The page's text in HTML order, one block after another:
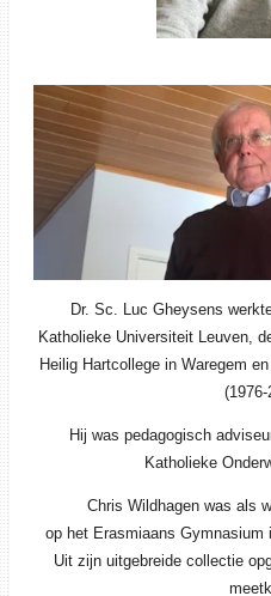
Dr. Sc. Luc Gheysens
Katholieke Universiteit Leuven,
Heilig Hartcollege in Waregem
(1976-
Hij was pedagogisch
Katholieke
Chris Wildhagen was als
op het Erasmiaans Gymnasium
Uit zijn uitgebreide collectie